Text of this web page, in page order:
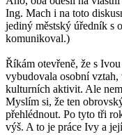
Ing. Mach i na toto
jediný městský úředník s
komunikoval.)
Říkám otevřeně, že s
vybudovala osobní vztah,
kulturních aktivit. Ale
Myslím si, že ten
přehlédnout. Po tyto tři
výš. A to je práce Ivy a